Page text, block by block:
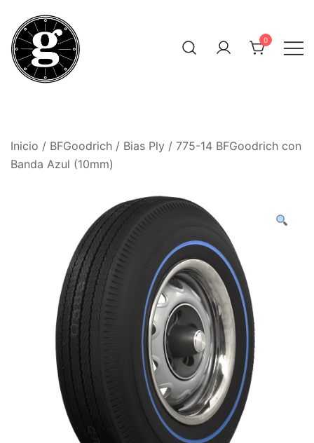
contenido
0
Inicio / BFGoodrich / Bias Ply / 775-14 BFGoodrich con
Banda Azul (10mm)